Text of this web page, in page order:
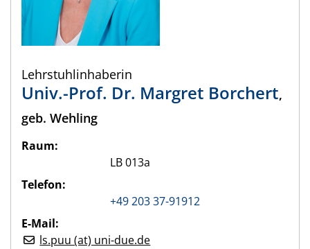
Lehrstuhlinhaberin
Univ.-Prof. Dr. Margret Borchert,
geb. Wehling
Raum:
LB 013a
Telefon:
+49 203 37-91912
E-Mail:
ls.puu (at) uni-due.de